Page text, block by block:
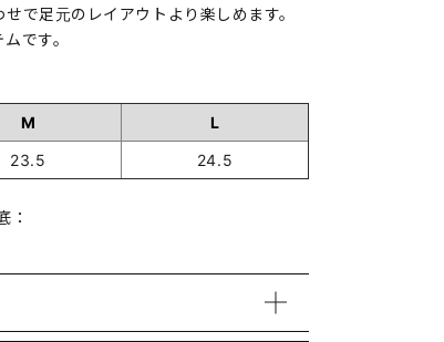
で足元のレイアウトより楽しめます。
です。
M
L
23.5 24.5
：